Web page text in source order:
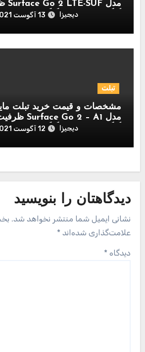
گیگابایت و رم 8 گیگابایت
دیجیزا 13 آگوست 2021
تبلت
مشخصات و قیمت خرید تبلت
گیگابایت و رم 8 گیگابایت
دیجیزا 12 آگوست 2021
دیدگاهتان را بنویسید
نشانی ایمیل شما منتشر نخواهد شد.
علامت‌گذاری شده‌اند *
دیدگاه *